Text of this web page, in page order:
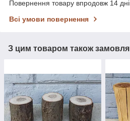
Повернення товару впродовж 14
Всі умови повернення
З цим товаром також